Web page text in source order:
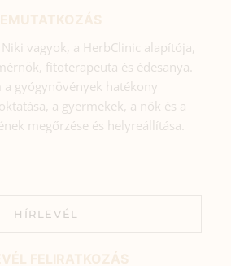
vagyok, a HerbClinic alapítója,
fitoterapeuta és édesanya.
a gyógynövények hatékony
a gyermekek, a nők és a
megőrzése és helyreállítása.
HÍRLEVÉL